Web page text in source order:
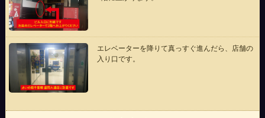
エレベーターを降りて真っすぐ進んだら、店舗の
入り口です。